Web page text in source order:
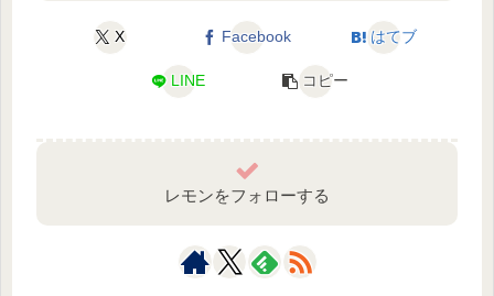
X Facebook はてブ
LINE コピー
レモンをフォローする